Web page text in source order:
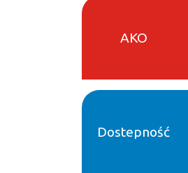
AKO
Dostepność